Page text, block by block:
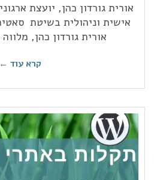
אורית גורדון כהן, יועצת
אישית וניהולית בשיטת
אורית גורדון כהן,
קרא עוד ←